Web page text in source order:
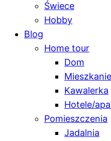
Świece
Hobby
Blog
Home tour
Dom
Mieszkanie
Kawalerka
Hotele/
Pomieszczenia
Jadalnia